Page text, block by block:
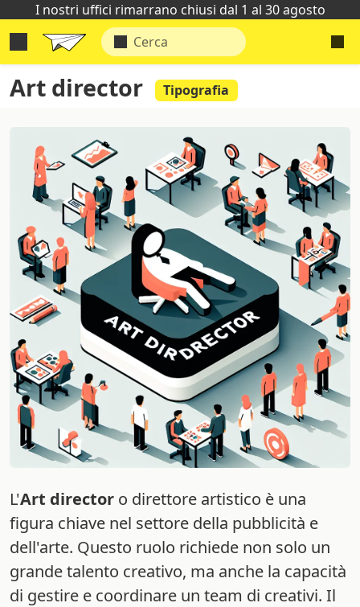
I nostri uffici rimarrano chiusi dal 1 al 30 agosto
Art director Tipografia
L'Art director o direttore artistico è una
figura chiave nel settore della pubblicità e
dell'arte. Questo ruolo richiede non solo un
grande talento creativo, ma anche la capacità
di gestire e coordinare un team di creativi. Il